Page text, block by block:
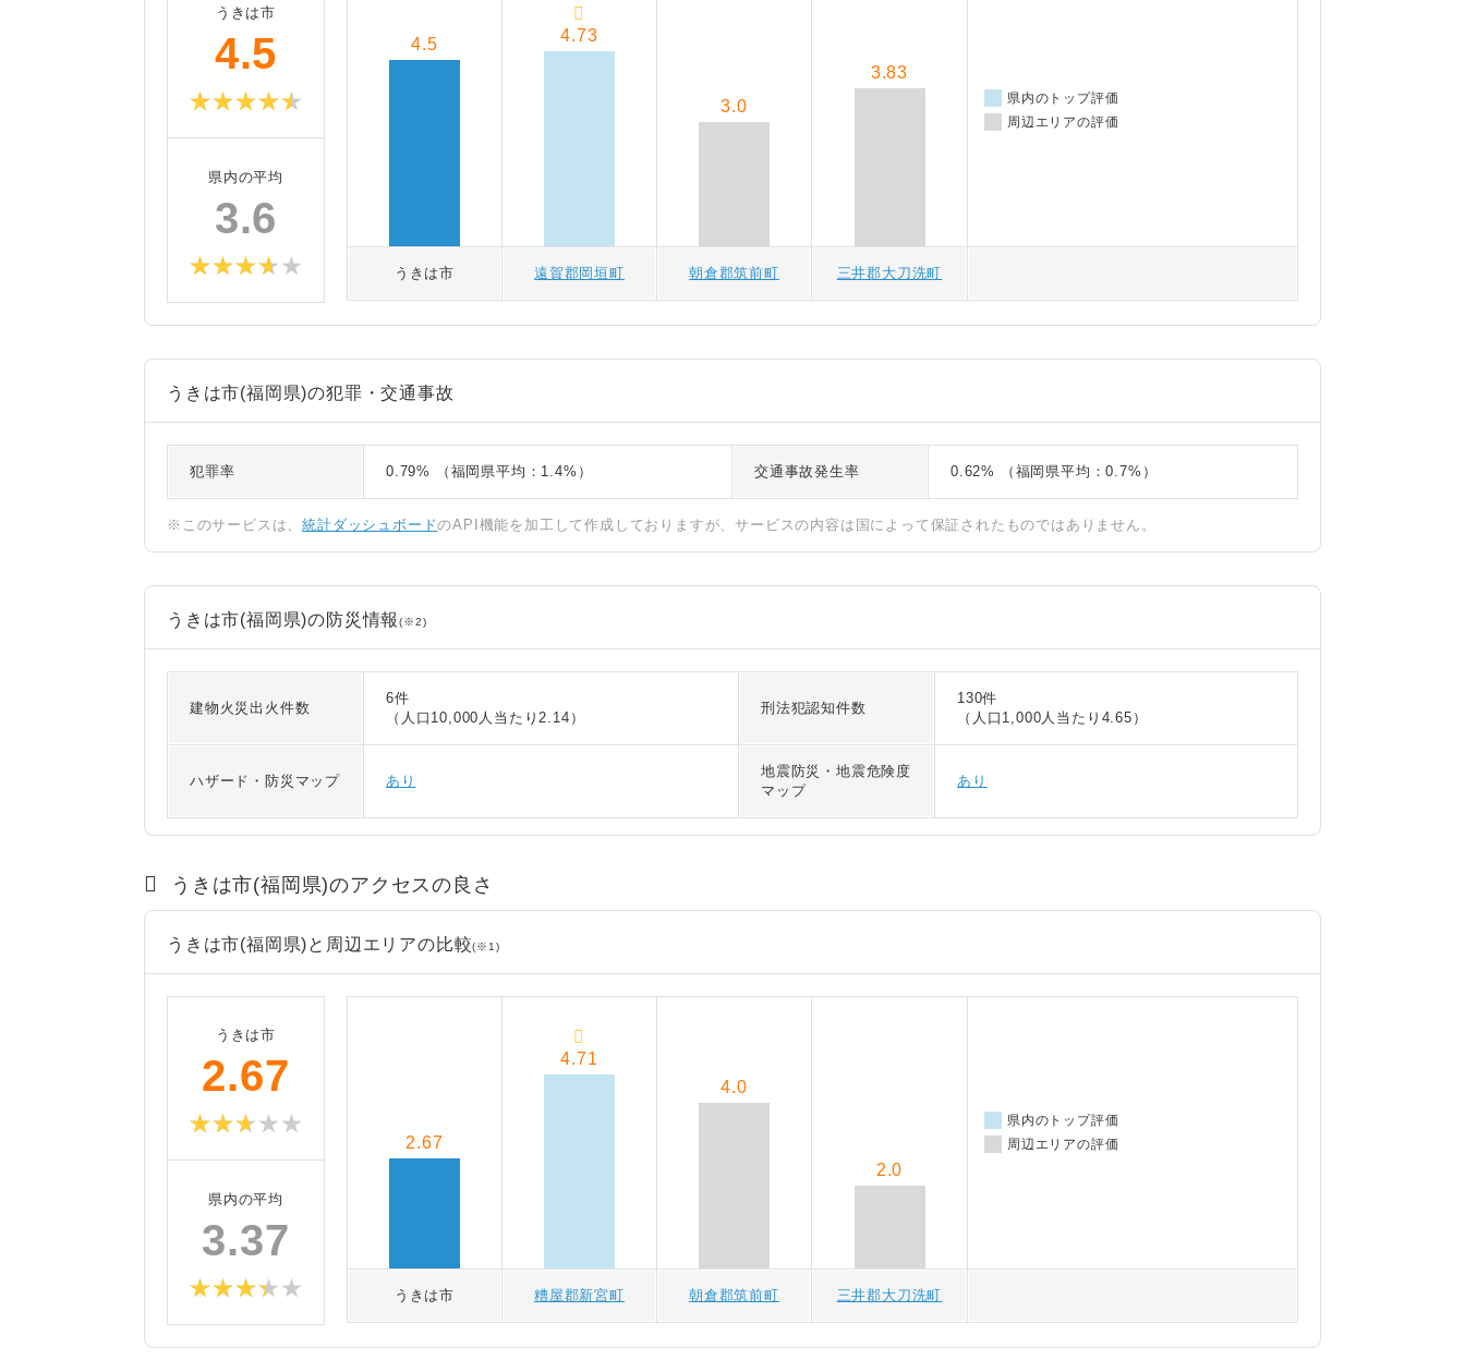
うきは市
4.5
県内の平均
3.6
うきは市 遠賀郡岡垣町 朝倉郡筑前町 三井郡大刀洗町
4.5 4.73
3.0
3.83
県内のトップ評価
周辺エリアの評価
うきは市(福岡県)の犯罪・交通事故
犯罪率 0.79% （福岡県平均：1.4%） 交通事故発生率 0.62% （福岡県平均：0.7%）
※このサービスは、統計ダッシュボードのAPI機能を加工して作成しておりますが、サービスの内容は国によって保証されたものではありません。
うきは市(福岡県)の防災情報(※2)
建物火災出火件数
6件
（人口10,000人当たり2.14）
刑法犯認知件数
130件
（人口1,000人当たり4.65）
ハザード・防災マップ あり
地震防災・地震危険度
マップ
あり
うきは市(福岡県)のアクセスの良さ
うきは市(福岡県)と周辺エリアの比較(※1)
うきは市
2.67
県内の平均
3.37
うきは市 糟屋郡新宮町 朝倉郡筑前町 三井郡大刀洗町
2.67
4.71
4.0
2.0
県内のトップ評価
周辺エリアの評価